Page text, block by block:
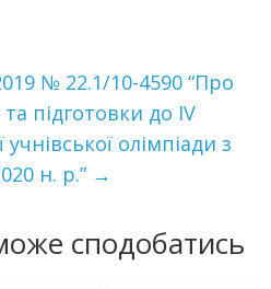
№ 22.1/10-4590 “Про
підготовки до IV
олімпіади з
н. р.” →
сподобатись